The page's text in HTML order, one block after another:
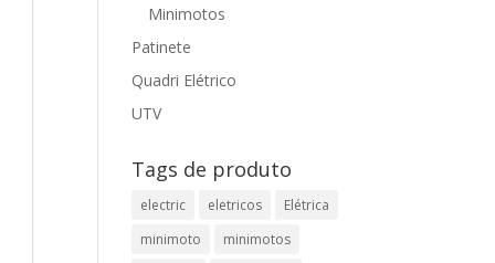
Minimotos
Patinete
Quadri Elétrico
UTV
Tags de produto
electric eletricos
Elétrica
minimoto
minimotos